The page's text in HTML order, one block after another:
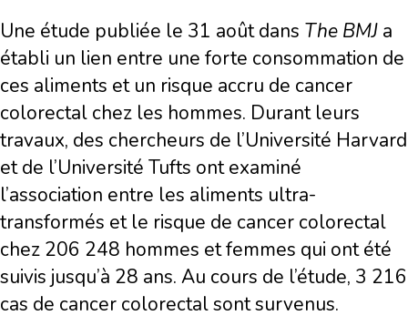
Une étude publiée le 31 août dans The BMJ a
établi un lien entre une forte consommation de
ces aliments et un risque accru de cancer
colorectal chez les hommes. Durant leurs
travaux, des chercheurs de l’Université Harvard
et de l’Université Tufts ont examiné
l’association entre les aliments ultra-
transformés et le risque de cancer colorectal
chez 206 248 hommes et femmes qui ont été
suivis jusqu’à 28 ans. Au cours de l’étude, 3 216
cas de cancer colorectal sont survenus.